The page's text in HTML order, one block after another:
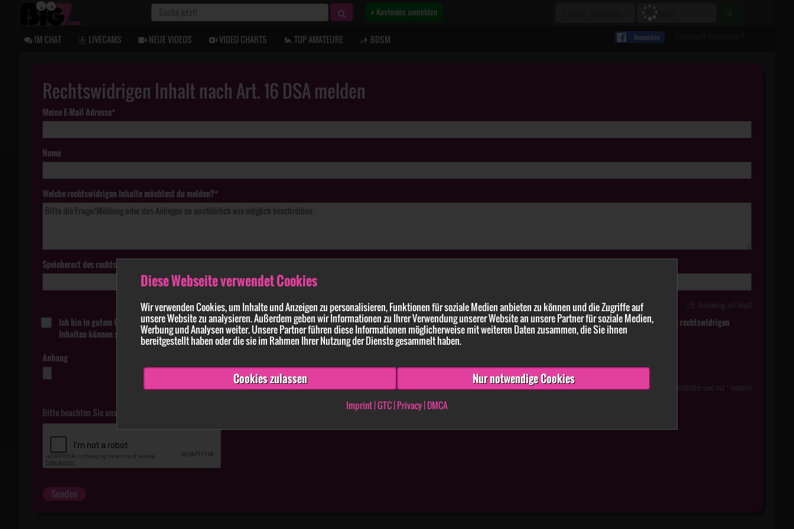
Diese Webseite verwendet Cookies
Wir verwenden Cookies, um Inhalte und Anzeigen zu personalisieren, Funktionen für soziale Medien anbieten zu können und die Zugriffe auf
unsere Website zu analysieren. Außerdem geben wir Informationen zu Ihrer Verwendung unserer Website an unsere Partner für soziale Medien,
Werbung und Analysen weiter. Unsere Partner führen diese Informationen möglicherweise mit weiteren Daten zusammen, die Sie ihnen
bereitgestellt haben oder die sie im Rahmen Ihrer Nutzung der Dienste gesammelt haben.
Cookies zulassen Nur notwendige Cookies
Imprint|GTC|Privacy|DMCA
Kostenlos anmelden
Anmelden
IM CHAT LIVECAMS NEUE VIDEOS VIDEO CHARTS TOP AMATEURE BDSM
Rechtswidrigen Inhalt nach Art. 16 DSA melden
Meine E-Mail Adresse*
Name
Welche rechtswidrigen Inhalte möchtest du melden?*
Speicherort des rechtswidrigen Inhaltes*
z.B. Verlinkung auf Inhalt
Ich bin in gutem Glauben davon überzeugt, dass die in der Meldung enthaltenen Angaben und Anführungen richtig und vollständig sind. Wissentlich falsche oder irreführende Meldungen zu rechtswidrigen
Inhalten können strafbar sein.
Anhang
Pflichtfelder sind mit * markiert
Bitte beachten Sie unsere
Senden